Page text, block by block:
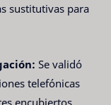
sustitutivas para
Se validó
telefónicas